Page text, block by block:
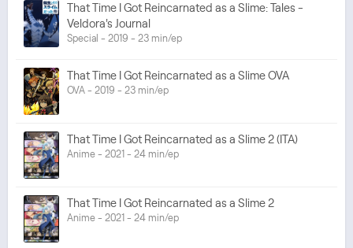
That Time I Got Reincarnated as a Slime: Tales -
Veldora's Journal
Special - 2019 - 23 min/ep
That Time I Got Reincarnated as a Slime OVA
OVA - 2019 - 23 min/ep
That Time I Got Reincarnated as a Slime 2 (ITA)
Anime - 2021 - 24 min/ep
That Time I Got Reincarnated as a Slime 2
Anime - 2021 - 24 min/ep